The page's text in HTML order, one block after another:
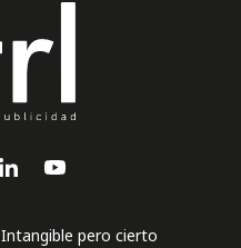
Intangible pero cierto